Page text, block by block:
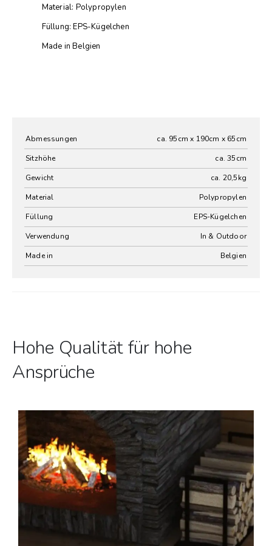
Material: Polypropylen
Füllung: EPS-Kügelchen
Made in Belgien
Abmessungen
ca. 95cm x 190cm x 65cm
Sitzhöhe
ca. 35cm
Gewicht
ca. 20,5kg
Material
Polypropylen
Füllung
EPS-Kügelchen
Verwendung
In & Outdoor
Made in
Belgien
Hohe Qualität für hohe
Ansprüche